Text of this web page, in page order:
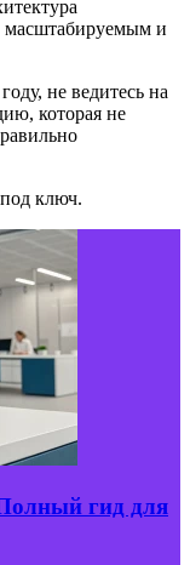
масштабируемым и
не ведитесь на
которая не
ключ.
гид для